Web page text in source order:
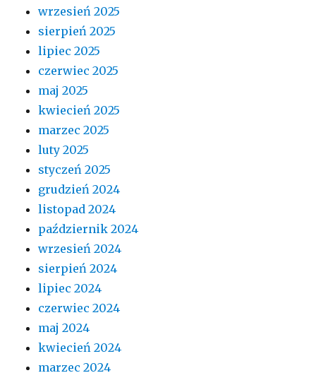
wrzesień 2025
sierpień 2025
lipiec 2025
czerwiec 2025
maj 2025
kwiecień 2025
marzec 2025
luty 2025
styczeń 2025
grudzień 2024
listopad 2024
październik 2024
wrzesień 2024
sierpień 2024
lipiec 2024
czerwiec 2024
maj 2024
kwiecień 2024
marzec 2024